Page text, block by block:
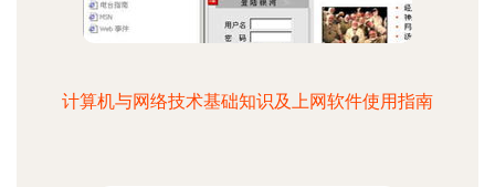
计算机与网络技术基础知识及上网软件使用指南